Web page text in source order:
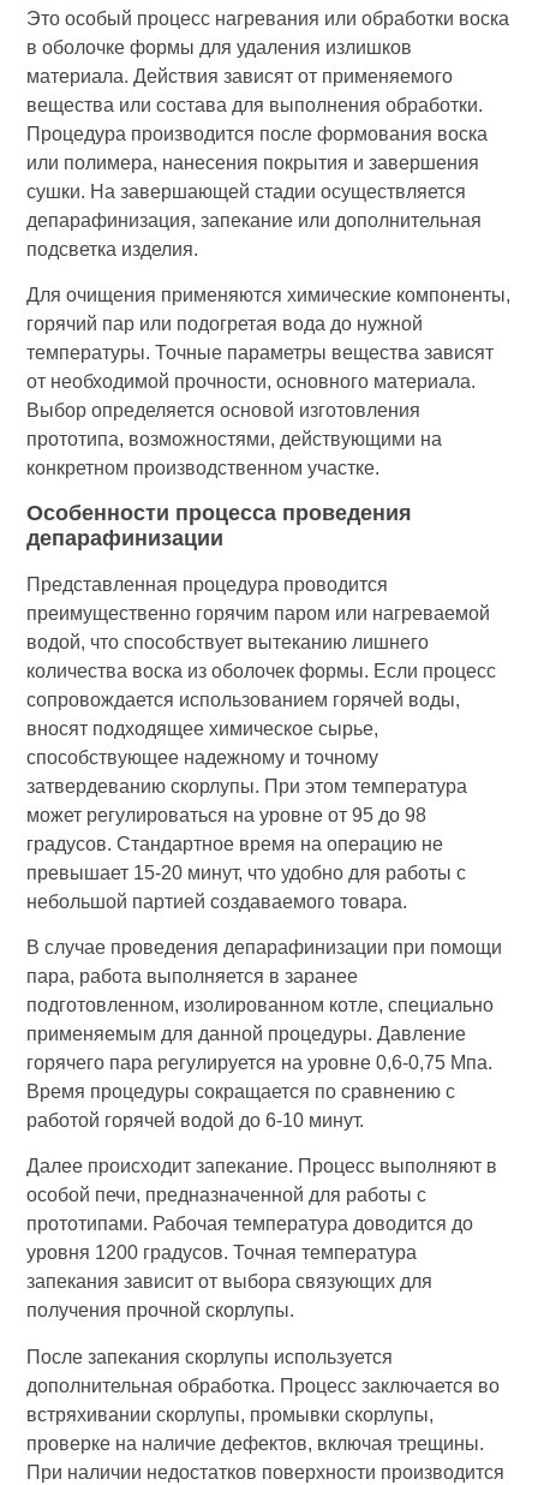
Это особый процесс нагревания или обработки воска
в оболочке формы для удаления излишков
материала. Действия зависят от применяемого
вещества или состава для выполнения обработки.
Процедура производится после формования воска
или полимера, нанесения покрытия и завершения
сушки. На завершающей стадии осуществляется
депарафинизация, запекание или дополнительная
подсветка изделия.
Для очищения применяются химические компоненты,
горячий пар или подогретая вода до нужной
температуры. Точные параметры вещества зависят
от необходимой прочности, основного материала.
Выбор определяется основой изготовления
прототипа, возможностями, действующими на
конкретном производственном участке.
Особенности процесса проведения
депарафинизации
Представленная процедура проводится
преимущественно горячим паром или нагреваемой
водой, что способствует вытеканию лишнего
количества воска из оболочек формы. Если процесс
сопровождается использованием горячей воды,
вносят подходящее химическое сырье,
способствующее надежному и точному
затвердеванию скорлупы. При этом температура
может регулироваться на уровне от 95 до 98
градусов. Стандартное время на операцию не
превышает 15-20 минут, что удобно для работы с
небольшой партией создаваемого товара.
В случае проведения депарафинизации при помощи
пара, работа выполняется в заранее
подготовленном, изолированном котле, специально
применяемым для данной процедуры. Давление
горячего пара регулируется на уровне 0,6-0,75 Мпа.
Время процедуры сокращается по сравнению с
работой горячей водой до 6-10 минут.
Далее происходит запекание. Процесс выполняют в
особой печи, предназначенной для работы с
прототипами. Рабочая температура доводится до
уровня 1200 градусов. Точная температура
запекания зависит от выбора связующих для
получения прочной скорлупы.
После запекания скорлупы используется
дополнительная обработка. Процесс заключается во
встряхивании скорлупы, промывки скорлупы,
проверке на наличие дефектов, включая трещины.
При наличии недостатков поверхности производится